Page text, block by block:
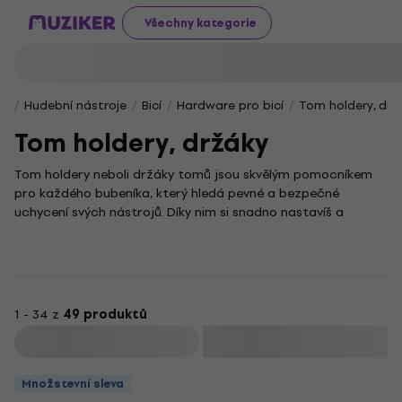
Všechny kategorie
Hudební nástroje Bicí Hardware pro bicí Tom holdery,
Tom holdery, držáky
Tom holdery neboli držáky tomů jsou skvělým pomocníkem
pro každého bubeníka, který hledá pevné a bezpečné
uchycení svých nástrojů. Díky nim si snadno nastavíš a
poskytne flexibilitu při aranžování tvé bicí soupravy a
1 - 34 z 49 produktů
Množstevní sleva